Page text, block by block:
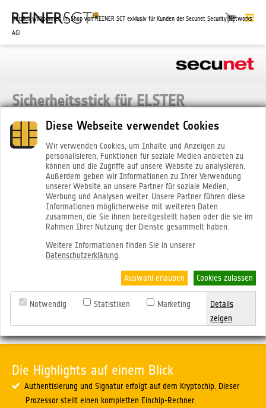
Diese Webseite verwendet Cookies
Wir verwenden Cookies, um Inhalte und Anzeigen zu
personalisieren, Funktionen für soziale Medien anbieten zu
können und die Zugriffe auf unsere Website zu analysieren.
Außerdem geben wir Informationen zu Ihrer Verwendung
unserer Website an unsere Partner für soziale Medien,
Werbung und Analysen weiter. Unsere Partner führen diese
Informationen möglicherweise mit weiteren Daten
zusammen, die Sie ihnen bereitgestellt haben oder die sie im
Rahmen Ihrer Nutzung der Dienste gesammelt haben.
Weitere Informationen finden Sie in unserer
Datenschutzerklärung
Auswahl erlauben Cookies zulassen
Notwendig Statistiken Marketing
Details
zeigen
Herzlich willkommen im Shop von REINER SCT exklusiv für Kunden der Secunet Security Networks
AG!
Sicherheitsstick für ELSTER
Die Highlights auf einem Blick
Authentisierung und Signatur erfolgt auf dem Kryptochip. Dieser
Prozessor stellt einen kompletten Einchip-Rechner